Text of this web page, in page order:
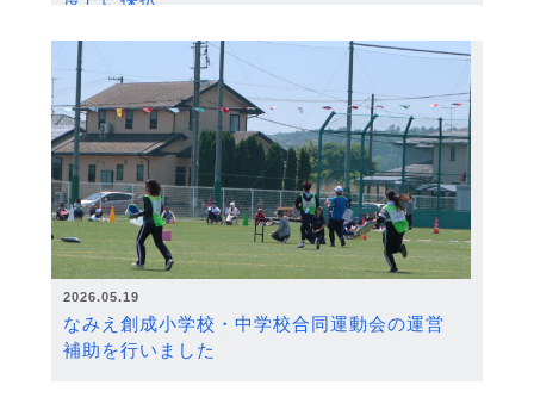
2026.05.19
なみえ創成小学校・中学校合同運動会の運営
補助を行いました